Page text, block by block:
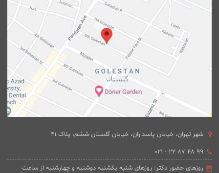
شهر تهران، خیابان پاسداران، خیابان گلستان ششم، پلاک 41
۹۹ ۴۸ ۸۷ ۲۲ - ۰۲۱
روزهای حضور دکتر: روزهای شنبه یکشنبه دوشنبه و چهارشنبه از ساعت